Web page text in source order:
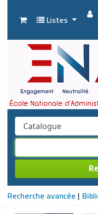
Listes
Recherche avancée